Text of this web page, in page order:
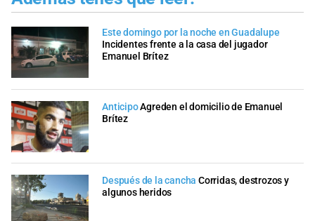
Este domingo por la noche en Guadalupe
Incidentes frente a la casa del jugador
Emanuel Brítez
AnticipoAgreden el domicilio de Emanuel
Brítez
Después de la cancha Corridas, destrozos y
algunos heridos